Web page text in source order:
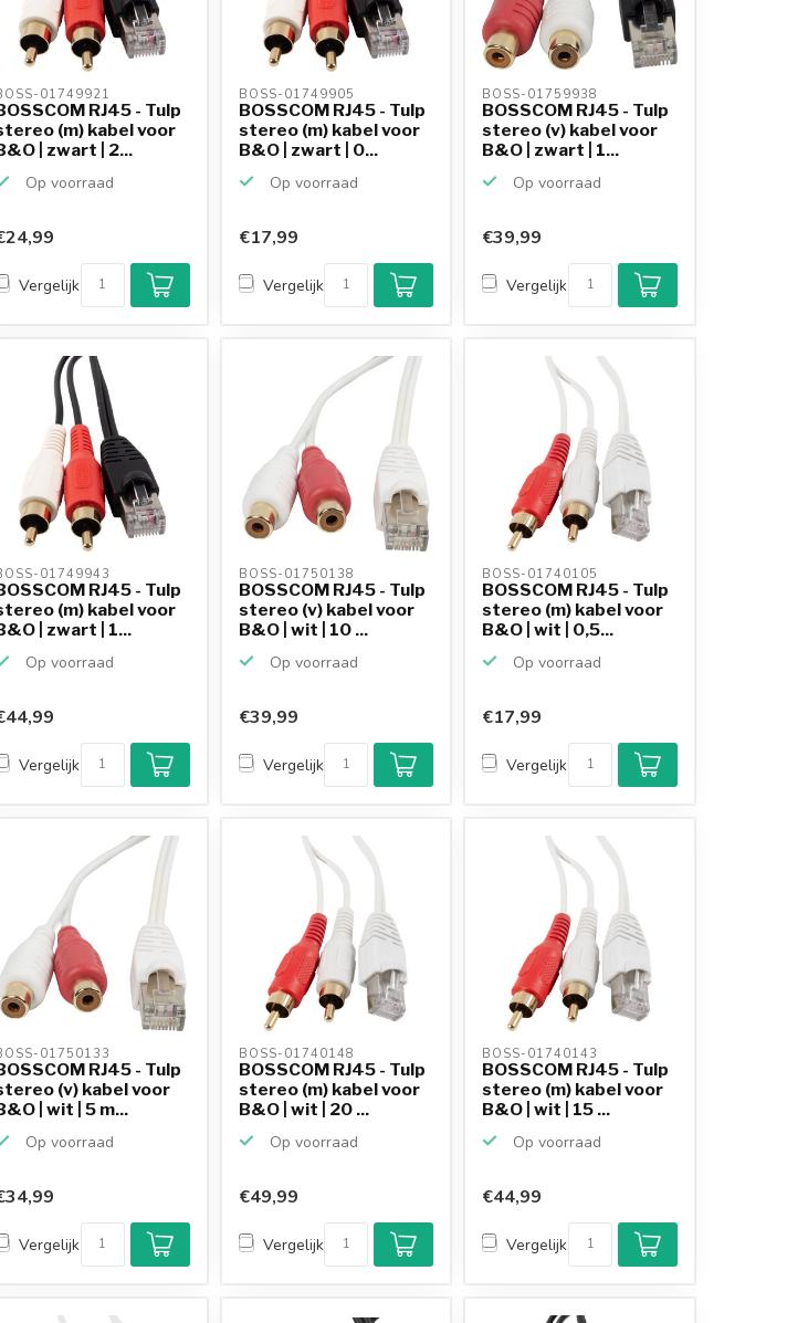
01749921
RJ45 - Tulp
(m) kabel voor
| zwart | 2...
Op voorraad
Vergelijk
BOSS-01749905
BOSSCOM RJ45 - Tulp
stereo (m) kabel voor
B&O | zwart | 0...
Op voorraad
€17,99
Vergelijk
BOSS-01759938
BOSSCOM RJ45 - Tulp
stereo (v) kabel voor
B&O | zwart | 1...
Op voorraad
Klantenbeoordeling
9,2/10
Achteraf betalen
mogelijk
€39,99
Vergelijk
01749943
RJ45 - Tulp
(m) kabel voor
| zwart | 1...
Op voorraad
Vergelijk
BOSS-01750138
BOSSCOM RJ45 - Tulp
stereo (v) kabel voor
B&O | wit | 10 ...
Op voorraad
€39,99
Vergelijk
BOSS-01740105
BOSSCOM RJ45 - Tulp
stereo (m) kabel voor
B&O | wit | 0,5...
Op voorraad
€17,99
Vergelijk
01750133
RJ45 - Tulp
(v) kabel voor
| wit | 5 m...
Op voorraad
Vergelijk
BOSS-01740148
BOSSCOM RJ45 - Tulp
stereo (m) kabel voor
B&O | wit | 20 ...
Op voorraad
€49,99
Vergelijk
BOSS-01740143
BOSSCOM RJ45 - Tulp
stereo (m) kabel voor
B&O | wit | 15 ...
Op voorraad
€44,99
Vergelijk